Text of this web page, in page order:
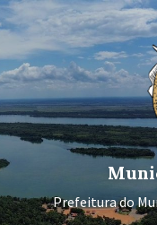
Ir
para
conteúdo
Pular
para
navegação
principal
Pular
para
rodapé
Prefeitura do